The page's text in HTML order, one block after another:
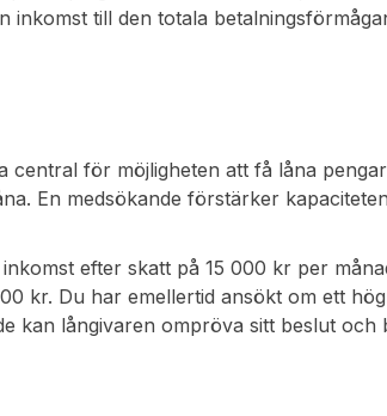
inkomst till den totala
central för möjligheten att få låna
En medsökande förstärker
efter skatt på 15 000 kr per
kr. Du har emellertid ansökt om ett
kan långivaren ompröva sitt beslut och